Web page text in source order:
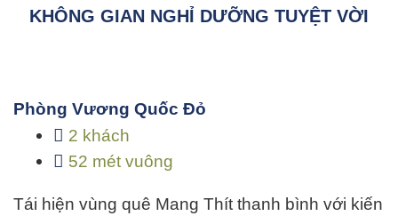
KHÔNG GIAN NGHỈ DƯỠNG TUYỆT VỜI
Phòng Vương Quốc Đỏ
2 khách
52 mét vuông
Tái hiện vùng quê Mang Thít thanh bình với kiến